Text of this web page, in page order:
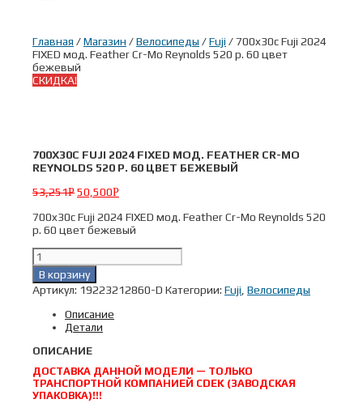
Главная /Магазин /Велосипеды /Fuji / 700x30c Fuji 2024
FIXED мод. Feather Cr-Mo Reynolds 520 р. 60 цвет
бежевый
СКИДКА!
700X30C FUJI 2024 FIXED МОД. FEATHER CR-MO
REYNOLDS 520 Р. 60 ЦВЕТ БЕЖЕВЫЙ
53,251Р 50,500Р
700x30c Fuji 2024 FIXED мод. Feather Cr-Mo Reynolds 520
р. 60 цвет бежевый
Количество
товара
700x30c
Fuji
FIXED
мод.
Cr-
Mo
Reynolds
520
В корзину
Артикул: 19223212860-D Категории: Fuji Велосипеды
Описание
Детали
ОПИСАНИЕ
ДОСТАВКА ДАННОЙ МОДЕЛИ — ТОЛЬКО
ТРАНСПОРТНОЙ КОМПАНИЕЙ CDEK (ЗАВОДСКАЯ
УПАКОВКА)!!!